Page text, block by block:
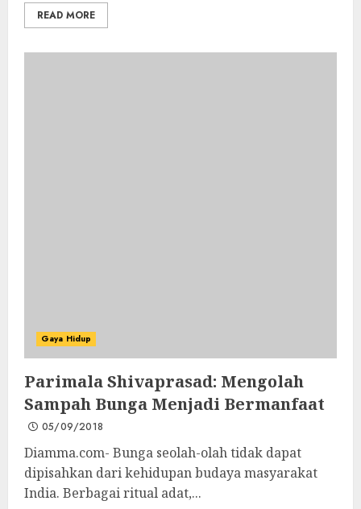
READ MORE
Gaya Hidup
Parimala Shivaprasad: Mengolah
Sampah Bunga Menjadi Bermanfaat
05/09/2018
Diamma.com- Bunga seolah-olah tidak dapat
dipisahkan dari kehidupan budaya masyarakat
India. Berbagai ritual adat,...